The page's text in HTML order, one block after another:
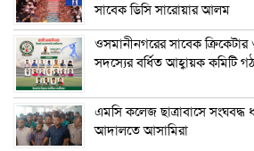
সাবেক ডিসি সারোয়ার আলম
ওসমানীনগরের সাবেক
সদস্যের বর্ধিত আহ্বায়ক কমিটি
এম‌সি কলেজ ছাত্রাবাসে সংঘবদ্ধ
আদালতে আসামিরা